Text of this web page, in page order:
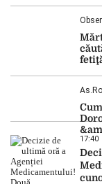
As.ro
17:40